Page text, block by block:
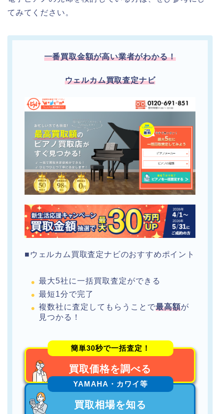
てみてください。
一番買取金額が高い業者がわかる！
ウェルカム買取査定ナビ
■ウェルカム買取査定ナビのおすすめポイント
最大5社に一括買取査定ができる
最短1分で完了
複数社に査定してもらうことで最高額が
見つかる！
簡単30秒で一括査定！
買取価格を調べる
YAMAHA・カワイ等
買取相場を知る